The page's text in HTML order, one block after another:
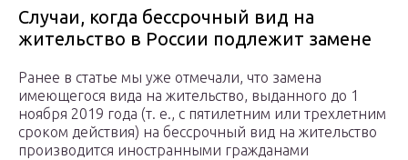
Случаи, когда бессрочный вид на
жительство в России подлежит замене
Ранее в статье мы уже отмечали, что замена
имеющегося вида на жительство, выданного до 1
ноября 2019 года (т. е., с пятилетним или трехлетним
сроком действия) на бессрочный вид на жительство
производится иностранными гражданами